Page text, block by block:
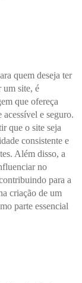
quem deseja ter
um site, é
que ofereça
acessível e seguro.
que o site seja
consistente e
Além disso, a
no
para a
criação de um
parte essencial